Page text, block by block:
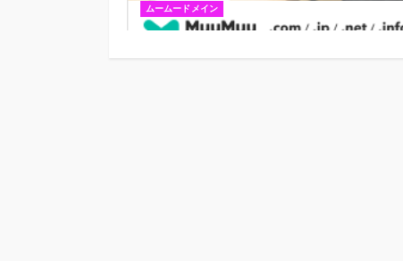
ムームードメイン